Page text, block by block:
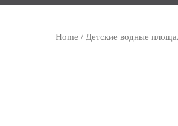
Home / Детские водные